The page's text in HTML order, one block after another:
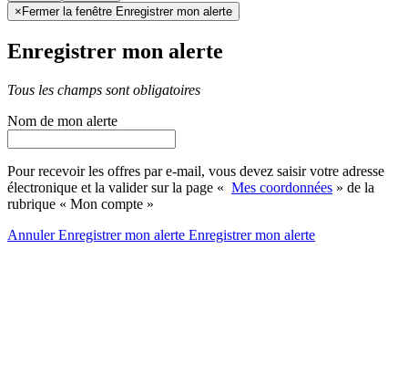
× Fermer la fenêtre Enregistrer mon alerte
Enregistrer mon alerte
Tous les champs sont obligatoires
Nom de mon alerte
Pour recevoir les offres par e-mail, vous devez saisir votre adresse
électronique et la valider sur la page « Mes coordonnées » de la
rubrique « Mon compte »
AnnulerEnregistrer mon alerte Enregistrermon alerte